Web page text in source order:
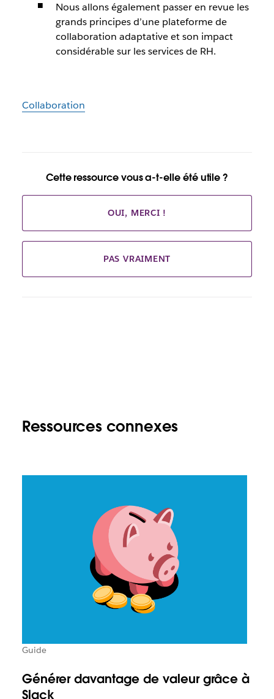
Nous allons également passer en revue les
grands principes d’une plateforme de
collaboration adaptative et son impact
considérable sur les services de RH.
Collaboration
Cette ressource vous a-t-elle été utile ?
OUI, MERCI !
PAS VRAIMENT
Ressources connexes
Guide
Générer davantage de valeur grâce à
Slack